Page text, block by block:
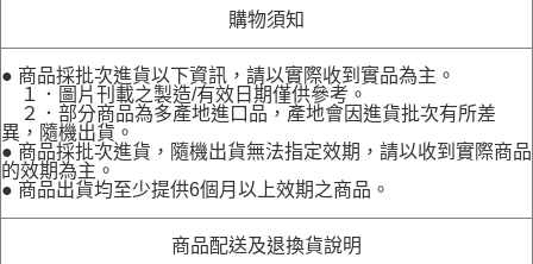
購物須知
● 商品採批次進貨以下資訊，請以實際收到實品為主。
１．圖片刊載之製造/有效日期僅供參考。
２．部分商品為多產地進口品，產地會因進貨批次有所差
異，隨機出貨。
● 商品採批次進貨，隨機出貨無法指定效期，請以收到實際商品
的效期為主。
● 商品出貨均至少提供6個月以上效期之商品。
商品配送及退換貨說明